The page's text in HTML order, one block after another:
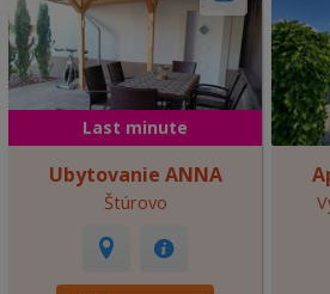
Last minute
Ubytovanie ANNA
Štúrovo